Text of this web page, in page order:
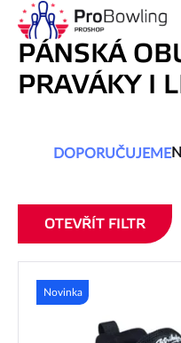
Přejít
obsah
PÁNSKÁ
PRAVÁKY I
produktů
DOPORUČUJEME
OTEVŘÍT FILTR
produktů
Novinka